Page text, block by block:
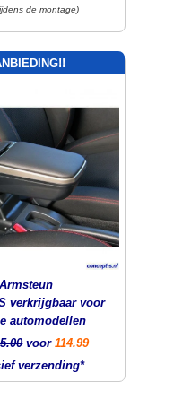
de montage)
Armsteun
verkrijgbaar voor
automodellen
voor114.99
verzending*